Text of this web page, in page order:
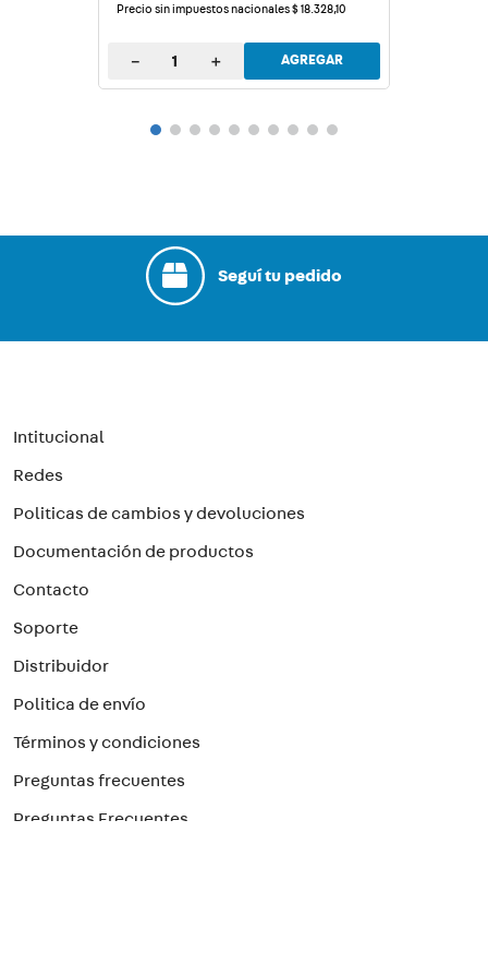
Precio sin impuestos nacionales$18 328,10
＋
－ AGREGAR
Seguí tu pedido
Intitucional
Redes
Politicas de cambios y devoluciones
Documentación de productos
Contacto
Soporte
Distribuidor
Politica de envío
Términos y condiciones
Preguntas frecuentes
Preguntas Frecuentes